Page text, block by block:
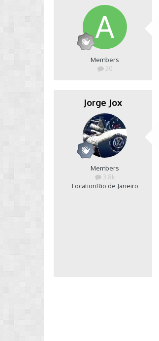
Members
20
Jorge Jox
Members
3.8k
LocationRio de Janeiro